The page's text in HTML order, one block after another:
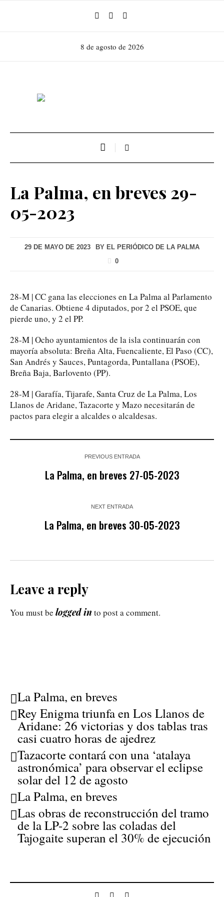
8 de agosto de 2026
La Palma, en breves 29-
05-2023
29 DE MAYO DE 2023 BY EL PERIÓDICO DE LA PALMA
0
28-M | CC gana las elecciones en La Palma al Parlamento
de Canarias. Obtiene 4 diputados, por 2 el PSOE, que
pierde uno, y 2 el PP.
28-M | Ocho ayuntamientos de la isla continuarán con
mayoría absoluta: Breña Alta, Fuencaliente, El Paso (CC),
San Andrés y Sauces, Puntagorda, Puntallana (PSOE),
Breña Baja, Barlovento (PP).
28-M | Garafía, Tijarafe, Santa Cruz de La Palma, Los
Llanos de Aridane, Tazacorte y Mazo necesitarán de
pactos para elegir a alcaldes o alcaldesas.
PREVIOUS ENTRADA
La Palma, en breves 27-05-2023
NEXT ENTRADA
La Palma, en breves 30-05-2023
Leave a reply
You must be logged in to post a comment.
La Palma, en breves
Rey Enigma triunfa en Los Llanos de
Aridane: 26 victorias y dos tablas tras
casi cuatro horas de ajedrez
Tazacorte contará con una ‘atalaya
astronómica’ para observar el eclipse
solar del 12 de agosto
La Palma, en breves
Las obras de reconstrucción del tramo
de la LP-2 sobre las coladas del
Tajogaite superan el 30% de ejecución